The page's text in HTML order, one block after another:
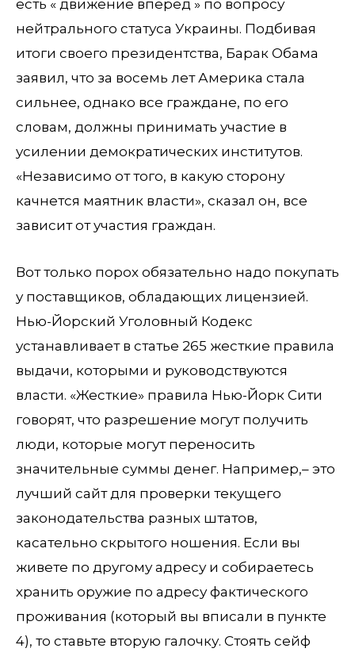
есть « движение вперед » по вопросу
нейтрального статуса Украины. Подбивая
итоги своего президентства, Барак Обама
заявил, что за восемь лет Америка стала
сильнее, однако все граждане, по его
словам, должны принимать участие в
усилении демократических институтов.
«Независимо от того, в какую сторону
качнется маятник власти», сказал он, все
зависит от участия граждан.
Вот только порох обязательно надо покупать
у поставщиков, обладающих лицензией.
Нью-Йорский Уголовный Кодекс
устанавливает в статье 265 жесткие правила
выдачи, которыми и руководствуются
власти. «Жесткие» правила Нью-Йорк Сити
говорят, что разрешение могут получить
люди, которые могут переносить
значительные суммы денег. Например,– это
лучший сайт для проверки текущего
законодательства разных штатов,
касательно скрытого ношения. Если вы
живете по другому адресу и собираетесь
хранить оружие по адресу фактического
проживания (который вы вписали в пункте
4), то ставьте вторую галочку. Стоять сейф